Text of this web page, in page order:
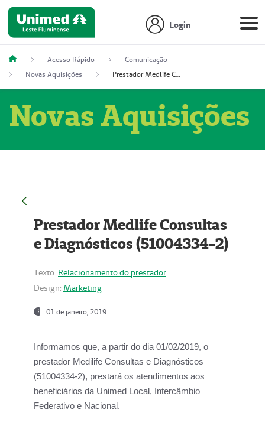
Login
Acesso Rápido
Comunicação
Novas Aquisições
Prestador Medlife Consultas e Diagnósticos (51004334-2)
Novas Aquisições
Prestador Medlife Consultas
e Diagnósticos (51004334-2)
Texto: Relacionamento do prestador
Design: Marketing
01 de janeiro, 2019
Informamos que, a partir do dia 01/02/2019, o
prestador Medilife Consultas e Diagnósticos
(51004334-2), prestará os atendimentos aos
beneficiários da Unimed Local, Intercâmbio
Federativo e Nacional.